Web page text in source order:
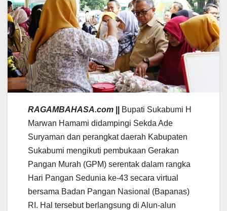
RAGAMBAHASA.com
Bupati Sukabumi H
Marwan Hamami didampingi Sekda Ade
Suryaman dan perangkat daerah Kabupaten
Sukabumi mengikuti pembukaan Gerakan
Pangan Murah (GPM) serentak dalam rangka
Hari Pangan Sedunia ke-43 secara virtual
bersama Badan Pangan Nasional (Bapanas)
RI. Hal tersebut berlangsung di Alun-alun